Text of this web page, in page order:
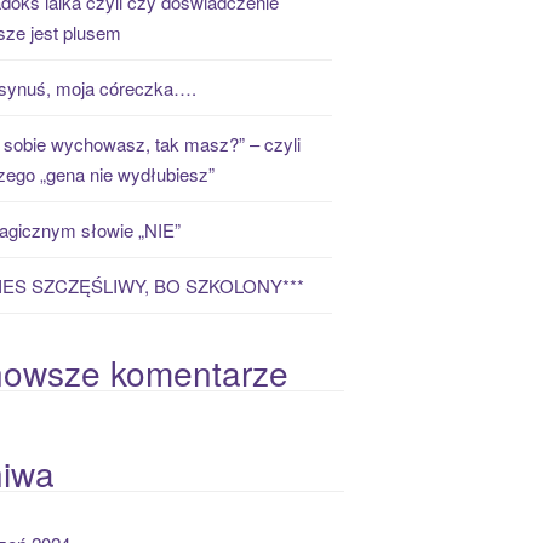
jest plusem
moja córeczka….
sobie wychowasz, tak masz?” – czyli
„gena nie wydłubiesz”
słowie „NIE”
SZCZĘŚLIWY, BO SZKOLONY***
komentarze